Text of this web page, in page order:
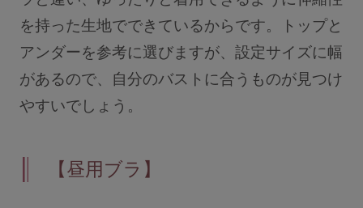
を持った生地でできているからです。トップと
アンダーを参考に選びますが、設定サイズに幅
があるので、自分のバストに合うものが見つけ
やすいでしょう。
【昼用ブラ】